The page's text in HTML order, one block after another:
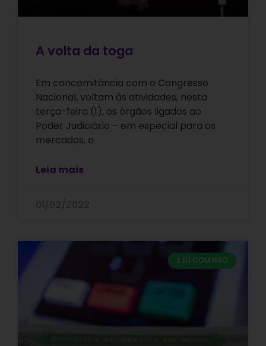
A volta da toga
Em concomitância com o Congresso
Nacional, voltam às atividades, nesta
terça-feira (1), os órgãos ligados ao
Poder Judiciário – em especial para os
mercados, o
Leia mais
E EU COM ISSO